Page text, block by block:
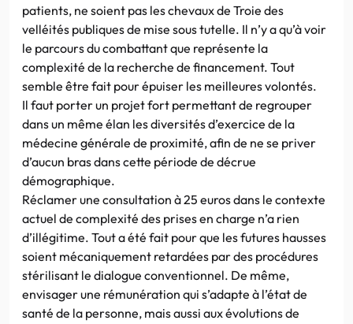
patients, ne soient pas les chevaux de Troie des
velléités publiques de mise sous tutelle. Il n’y a qu’à voir
le parcours du combattant que représente la
complexité de la recherche de financement. Tout
semble être fait pour épuiser les meilleures volontés.
Il faut porter un projet fort permettant de regrouper
dans un même élan les diversités d’exercice de la
médecine générale de proximité, afin de ne se priver
d’aucun bras dans cette période de décrue
démographique.
Réclamer une consultation à 25 euros dans le contexte
actuel de complexité des prises en charge n’a rien
d’illégitime. Tout a été fait pour que les futures hausses
soient mécaniquement retardées par des procédures
stérilisant le dialogue conventionnel. De même,
envisager une rémunération qui s’adapte à l’état de
santé de la personne, mais aussi aux évolutions de